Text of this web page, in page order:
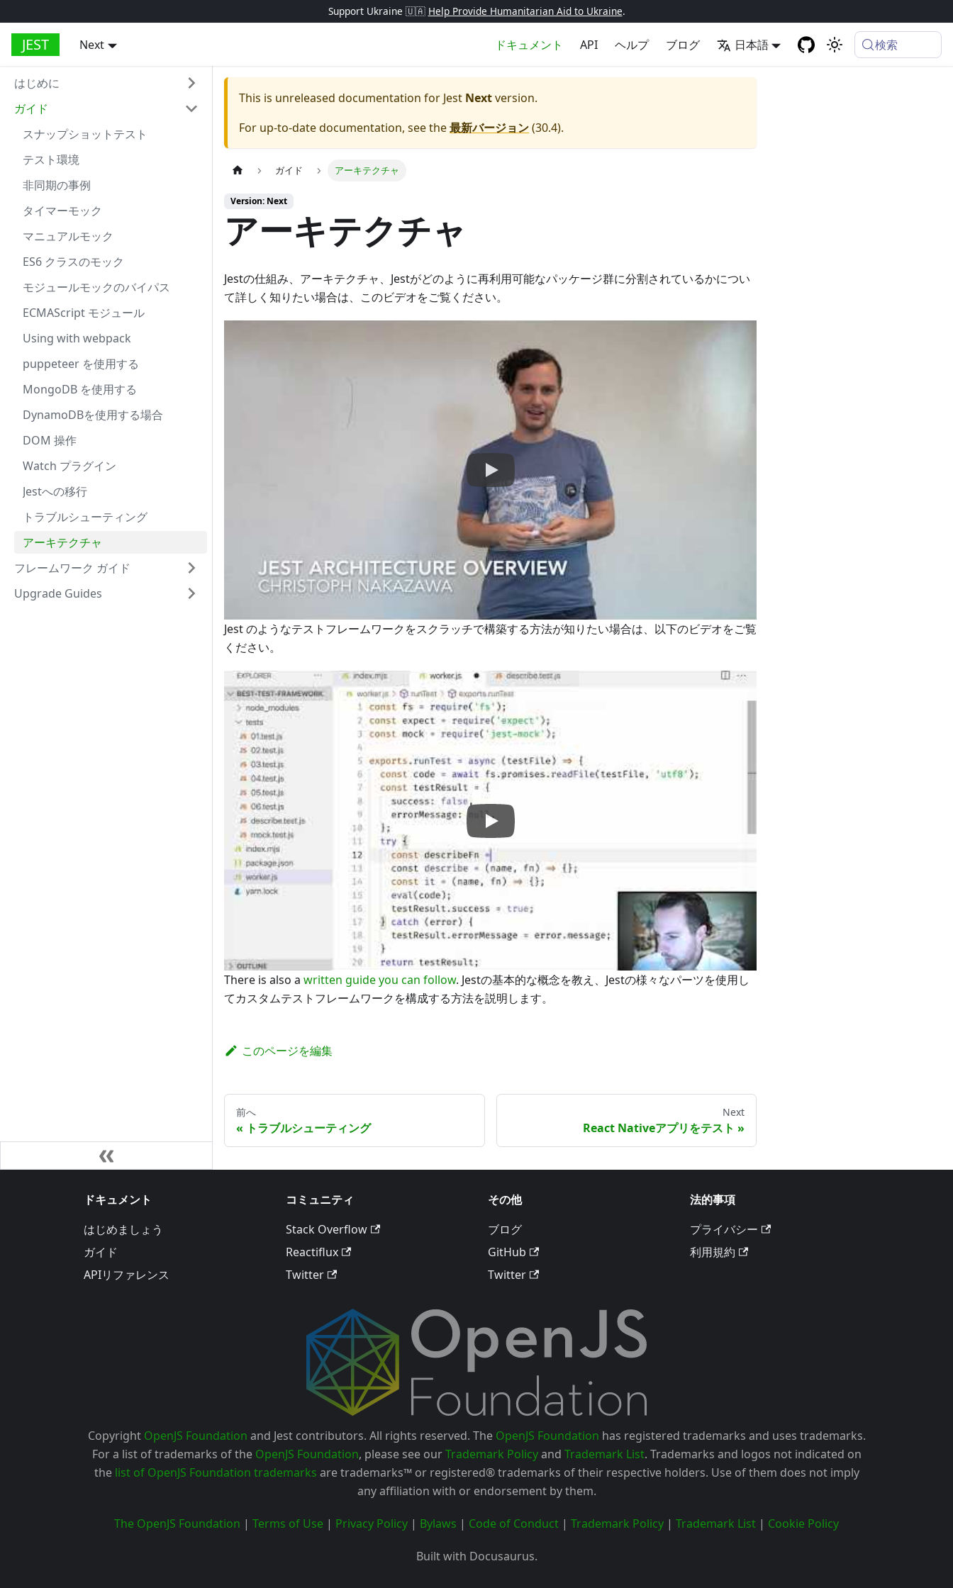
Support Ukraine 🇺🇦 Help Provide Humanitarian Aid to Ukraine.
JEST Next ドキュメント API ヘルプ ブログ 日本語 検索
はじめに
ガイド
スナップショットテスト
テスト環境
非同期の事例
タイマーモック
マニュアルモック
ES6 クラスのモック
モジュールモックのバイパス
ECMAScript モジュール
Using with webpack
puppeteer を使用する
MongoDB を使用する
DynamoDBを使用する場合
DOM 操作
Watch プラグイン
Jestへの移行
トラブルシューティング
アーキテクチャ
フレームワーク ガイド
Upgrade Guides
This is unreleased documentation for Jest Nextversion.
For up-to-date documentation, see the最新バージョン(30.4).
ガイド アーキテクチャ
Version: Next
アーキテクチャ
Jestの仕組み、アーキテクチャ、Jestがどのように再利用可能なパッケージ群に分割されているかについ
て詳しく知りたい場合は、このビデオをご覧ください。
Jest のようなテストフレームワークをスクラッチで構築する方法が知りたい場合は、以下のビデオをご覧
ください。
There is also a written guide you can follow. Jestの基本的な概念を教え、Jestの様々なパーツを使用し
てカスタムテストフレームワークを構成する方法を説明します。
このページを編集
前へ
トラブルシューティング
Next
React Nativeアプリをテスト
ドキュメント
はじめましょう
ガイド
APIリファレンス
コミュニティ
Stack Overflow
Reactiflux
Twitter
その他
ブログ
GitHub
Twitter
法的事項
プライバシー
利用規約
Copyright OpenJS Foundation and Jest contributors. All rights reserved. The OpenJS Foundation has registered trademarks and uses trademarks.
For a list of trademarks of the OpenJS Foundation, please see ourTrademark Policyand Trademark List. Trademarks and logos not indicated on
the list of OpenJS Foundation trademarks are trademarks™ or registered® trademarks of their respective holders. Use of them does not imply
any affiliation with or endorsement by them.
The OpenJS Foundation | Terms of Use | Privacy Policy | Bylaws | Code of Conduct | Trademark Policy | Trademark List | Cookie Policy
Built with Docusaurus.